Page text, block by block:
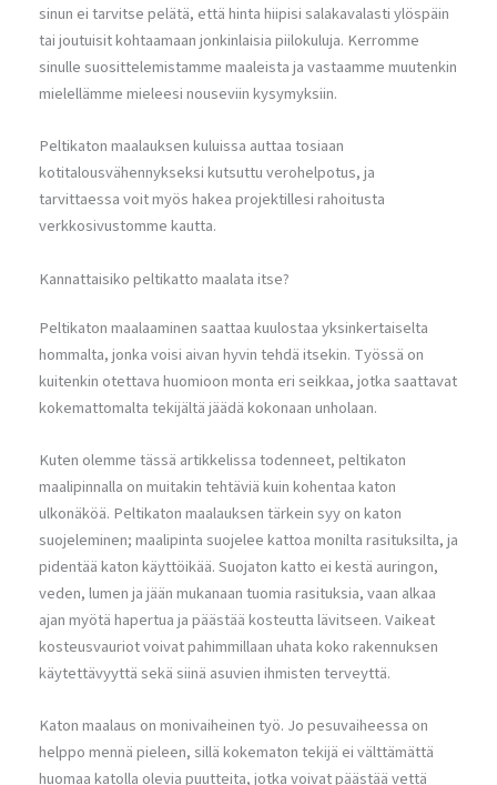
sinun ei tarvitse pelätä, että hinta hiipisi salakavalasti ylöspäin
tai joutuisit kohtaamaan jonkinlaisia piilokuluja. Kerromme
sinulle suosittelemistamme maaleista ja vastaamme muutenkin
mielellämme mieleesi nouseviin kysymyksiin.
Peltikaton maalauksen kuluissa auttaa tosiaan
kotitalousvähennykseksi kutsuttu verohelpotus, ja
tarvittaessa voit myös hakea projektillesi rahoitusta
verkkosivustomme kautta.
Kannattaisiko peltikatto maalata itse?
Peltikaton maalaaminen saattaa kuulostaa yksinkertaiselta
hommalta, jonka voisi aivan hyvin tehdä itsekin. Työssä on
kuitenkin otettava huomioon monta eri seikkaa, jotka saattavat
kokemattomalta tekijältä jäädä kokonaan unholaan.
Kuten olemme tässä artikkelissa todenneet, peltikaton
maalipinnalla on muitakin tehtäviä kuin kohentaa katon
ulkonäköä. Peltikaton maalauksen tärkein syy on katon
suojeleminen; maalipinta suojelee kattoa monilta rasituksilta, ja
pidentää katon käyttöikää. Suojaton katto ei kestä auringon,
veden, lumen ja jään mukanaan tuomia rasituksia, vaan alkaa
ajan myötä hapertua ja päästää kosteutta lävitseen. Vaikeat
kosteusvauriot voivat pahimmillaan uhata koko rakennuksen
käytettävyyttä sekä siinä asuvien ihmisten terveyttä.
Katon maalaus on monivaiheinen työ. Jo pesuvaiheessa on
helppo mennä pieleen, sillä kokematon tekijä ei välttämättä
huomaa katolla olevia puutteita, jotka voivat päästää vettä